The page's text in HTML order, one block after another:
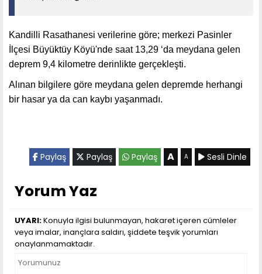
Kandilli Rasathanesi verilerine göre; merkezi Pasinler
İlçesi Büyüktüy Köyü'nde saat 13,29 ‘da meydana gelen
deprem 9,4 kilometre derinlikte gerçekleşti.
Alınan bilgilere göre meydana gelen depremde herhangi
bir hasar ya da can kaybı yaşanmadı.
Paylaş Paylaş Paylaş A A Sesli Dinle
Yorum Yaz
UYARI:Konuyla ilgisi bulunmayan, hakaret içeren cümleler
veya imalar, inançlara saldırı, şiddete teşvik yorumları
onaylanmamaktadır.